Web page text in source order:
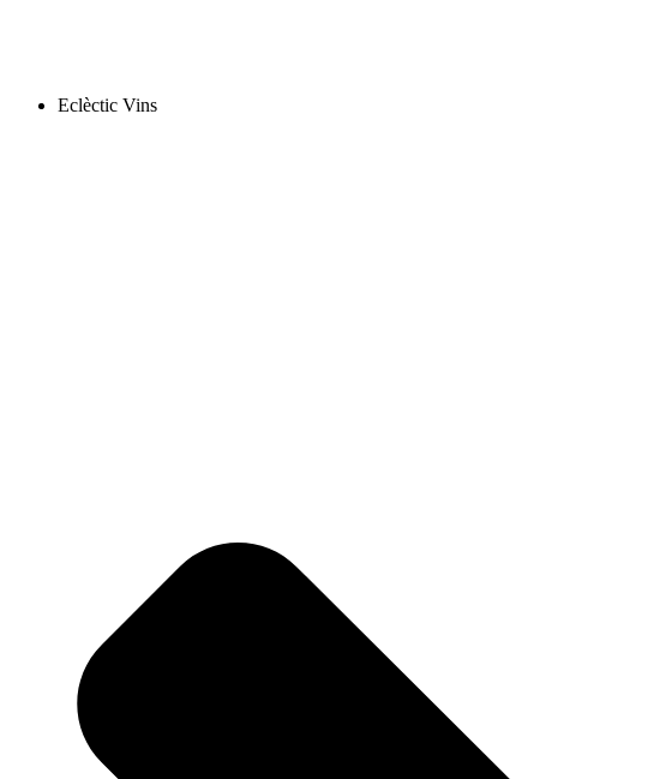
Eclèctic Vins